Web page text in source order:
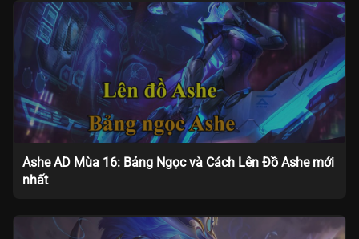
Ashe AD Mùa 16: Bảng Ngọc và Cách Lên Đồ Ashe mới
nhất